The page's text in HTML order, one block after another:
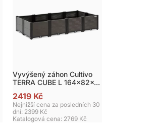
Vyvýšený záhon Cultivo
TERRA CUBE L 164x82x31
2419 Kč
Nejnižší cena za posledních 30
dní: 2399 Kč
Katalogová cena: 2769 Kč